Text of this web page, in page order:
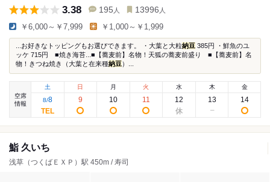
3.38 195 人 13996 人
￥6,000～￥7,999 ￥1,000～￥1,999
...お好きなトッピングもお選びできます。 ・大葉と大粒納豆 385円 ・鮮魚のユ
ッケ 715円 ■焼き海苔...■【蕎麦前】名物！天狐の蕎麦前盛り ■【蕎麦前】名
物！きつね焼き（大葉と在来種納豆 ）...
空席
情報
土
8/8
日
9
月
10
火
11
水
12
木
13
金
14
鮨 久いち
浅草（つくばＥＸＰ）駅 450m / 寿司